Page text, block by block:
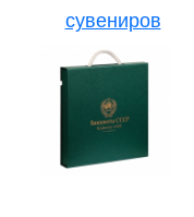
сувениров